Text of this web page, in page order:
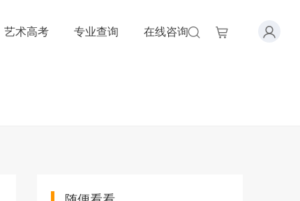
艺术高考 专业查询 在线咨询